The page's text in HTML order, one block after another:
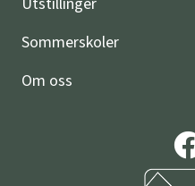
Sommerskoler
Om oss